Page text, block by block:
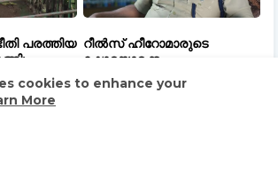
പരത്തിയ റീൽസ് ഹീറോമാരുടെ
ഷോയൊക്കെ
അവസാനിപ്പിക്കും,ജനങ്ങളുടെ
സ്വത്തിനും ജീവനും
cookies to enhance your
More